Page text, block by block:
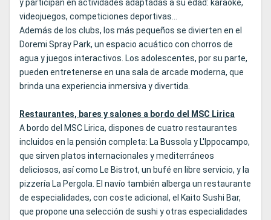
y participan en actividades adaptadas a su edad: karaoke,
videojuegos, competiciones deportivas…
Además de los clubs, los más pequeños se divierten en el
Doremi Spray Park, un espacio acuático con chorros de
agua y juegos interactivos. Los adolescentes, por su parte,
pueden entretenerse en una sala de arcade moderna, que
brinda una experiencia inmersiva y divertida.
Restaurantes, bares y salones a bordo del MSC Lirica
A bordo del MSC Lirica, dispones de cuatro restaurantes
incluidos en la pensión completa: La Bussola y L'Ippocampo,
que sirven platos internacionales y mediterráneos
deliciosos, así como Le Bistrot, un bufé en libre servicio, y la
pizzería La Pergola. El navío también alberga un restaurante
de especialidades, con coste adicional, el Kaito Sushi Bar,
que propone una selección de sushi y otras especialidades